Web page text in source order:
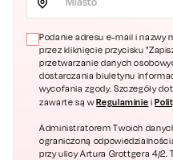
Podanie adresu e-mail i nazwy
przez kliknięcie przycisku
przetwarzanie danych
dostarczania biuletynu
wycofania zgody. Szczegóły
zawarte są wRegulaminie i
Administratorem Twoich
ograniczoną
przy ulicy Artura Grottgera 4/2.